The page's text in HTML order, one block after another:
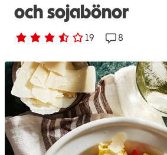
och sojabönor
Betyg 3.7 av 5. 19
19 personer har röstatReceptet har
8